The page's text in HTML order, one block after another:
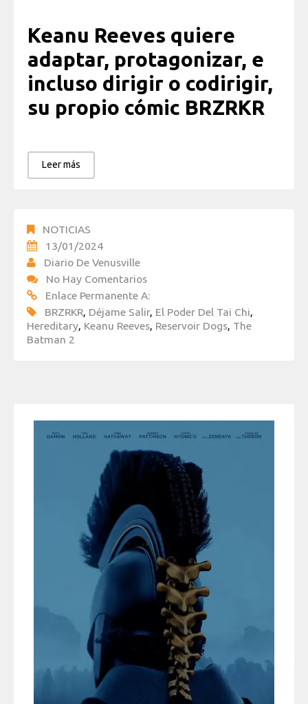
Keanu Reeves quiere
adaptar, protagonizar, e
incluso dirigir o codirigir,
su propio cómic BRZRKR
Leer más
NOTICIAS
13/01/2024
Diario De Venusville
No Hay Comentarios
Enlace Permanente A:
BRZRKR Déjame Salir, El Poder Del Tai Chi
Hereditary Keanu Reeves Reservoir Dogs The
Batman 2